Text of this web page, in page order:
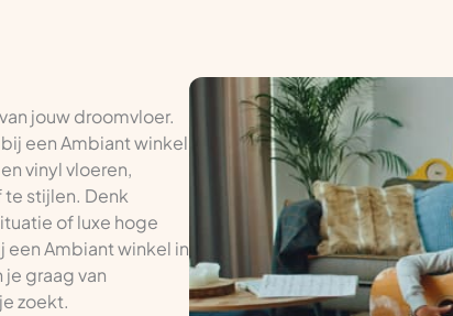
jouw droomvloer.
een Ambiant winkel
vinyl vloeren,
stijlen. Denk
of luxe hoge
Ambiant winkel in
graag van
zoekt.